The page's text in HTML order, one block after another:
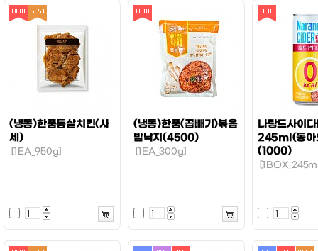
(냉동)한품통살치킨(사
세)
[1EA_950g]
(냉동)한품(곱빼기)볶음
밥낙지(4500)
[1EA_300g]
나랑드사이
245ml(동아
(1000)